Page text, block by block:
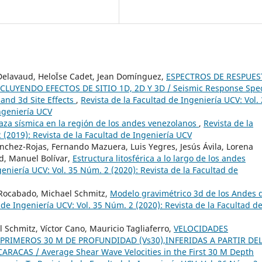
HeloÏse Cadet, Jean Domínguez, ESPECTROS DE
EFECTOS DE SITIO 1D, 2D Y 3D / Seismic Response
3d Site Effects , Revista de la Facultad de Ingeniería UCV: Vol.
UCV
sísmica en la región de los andes venezolanos , Revista de la
Revista de la Facultad de Ingeniería UCV
Rojas, Fernando Mazuera, Luis Yegres, Jesús Ávila, Lorena
Manuel Bolívar, Estructura litosférica a lo largo de los andes
UCV: Vol. 35 Núm. 2 (2020): Revista de la Facultad de
Michael Schmitz, Modelo gravimétrico 3d de los Andes
Ingeniería UCV: Vol. 35 Núm. 2 (2020): Revista de la Facultad de
Schmitz, Víctor Cano, Mauricio Tagliaferro, VELOCIDADES
30 M DE PROFUNDIDAD (Vs30),INFERIDAS A PARTIR DEL
CARACAS / Average Shear Wave Velocities in the First 30 M Depth